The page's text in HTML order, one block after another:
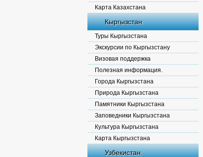
Карта Казахстана
Кыргызстан
Туры Кыргызстана
Экскурсии по Кыргызстану
Визовая поддержка
Полезная информация.
Города Кыргызстана
Природа Кыргызстана
Памятники Кыргызстана
Заповедники Кыргызстана
Культура Кыргызстана
Карта Кыргызстана
Узбекистан